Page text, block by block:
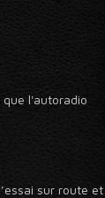
l'autoradio
sur route et